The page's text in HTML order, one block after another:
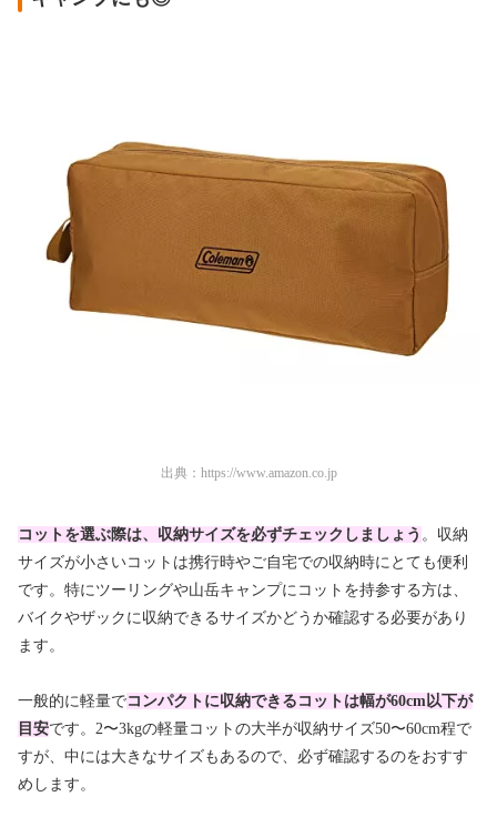
出典： https://www.amazon.co.jp
コットを選ぶ際は、収納サイズを必ずチェックしましょう 。収納
サイズが小さいコットは携行時やご自宅での収納時にとても便利
です。特にツーリングや山岳キャンプにコットを持参する方は、
バイクやザックに収納できるサイズかどうか確認する必要があり
ます。
一般的に軽量でコンパクトに収納できるコットは幅が60cm以下が
目安です。2〜3kgの軽量コットの大半が収納サイズ50〜60cm程で
すが、中には大きなサイズもあるので、必ず確認するのをおすす
めします。